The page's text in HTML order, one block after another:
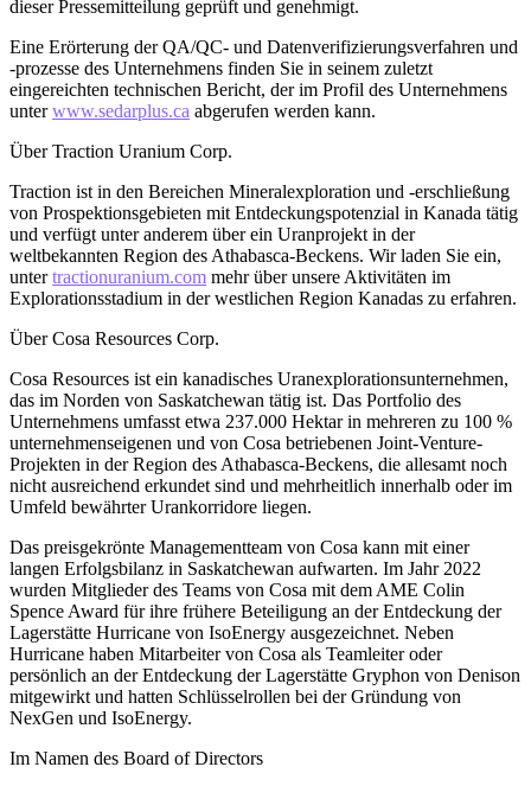
dieser Pressemitteilung geprüft und genehmigt.
Eine Erörterung der QA/QC- und Datenverifizierungsverfahren und
-prozesse des Unternehmens finden Sie in seinem zuletzt
eingereichten technischen Bericht, der im Profil des Unternehmens
unterwww.sedarplus.ca abgerufen werden kann.
Über Traction Uranium Corp.
Traction ist in den Bereichen Mineralexploration und -erschließung
von Prospektionsgebieten mit Entdeckungspotenzial in Kanada tätig
und verfügt unter anderem über ein Uranprojekt in der
weltbekannten Region des Athabasca-Beckens. Wir laden Sie ein,
untertractionuranium.com mehr über unsere Aktivitäten im
Explorationsstadium in der westlichen Region Kanadas zu erfahren.
Über Cosa Resources Corp.
Cosa Resources ist ein kanadisches Uranexplorationsunternehmen,
das im Norden von Saskatchewan tätig ist. Das Portfolio des
Unternehmens umfasst etwa 237.000 Hektar in mehreren zu 100 %
unternehmenseigenen und von Cosa betriebenen Joint-Venture-
Projekten in der Region des Athabasca-Beckens, die allesamt noch
nicht ausreichend erkundet sind und mehrheitlich innerhalb oder im
Umfeld bewährter Urankorridore liegen.
Das preisgekrönte Managementteam von Cosa kann mit einer
langen Erfolgsbilanz in Saskatchewan aufwarten. Im Jahr 2022
wurden Mitglieder des Teams von Cosa mit dem AME Colin
Spence Award für ihre frühere Beteiligung an der Entdeckung der
Lagerstätte Hurricane von IsoEnergy ausgezeichnet. Neben
Hurricane haben Mitarbeiter von Cosa als Teamleiter oder
persönlich an der Entdeckung der Lagerstätte Gryphon von Denison
mitgewirkt und hatten Schlüsselrollen bei der Gründung von
NexGen und IsoEnergy.
Im Namen des Board of Directors